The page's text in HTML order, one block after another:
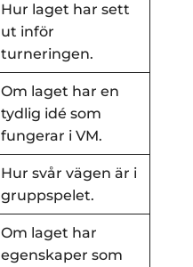
Hur laget har sett
ut inför
turneringen.
Om laget har en
tydlig idé som
fungerar i VM.
Hur svår vägen är i
gruppspelet.
Om laget har
egenskaper som